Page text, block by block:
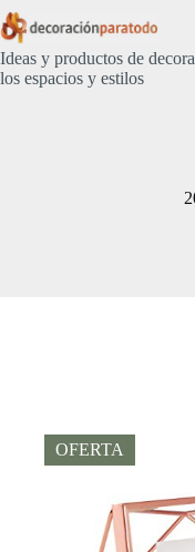
Saltar
al
contenido
Ideas y productos de
los espacios y estilos
OFERTA